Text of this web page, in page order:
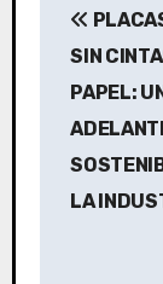
SIN
PAPEL:
LA